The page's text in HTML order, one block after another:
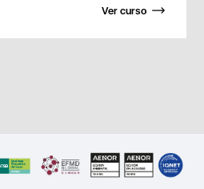
Ver curso